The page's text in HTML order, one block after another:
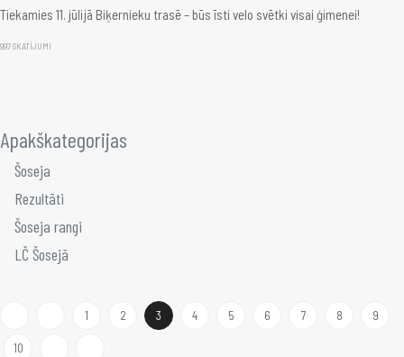
Tiekamies 11. jūlijā Biķernieku trasē – būs īsti velo svētki visai ģimenei!
997 SKATĪJUMI
Apakškategorijas
Šoseja
Rezultāti
Šoseja rangi
LČ Šosejā
1 2 3 4 5 6 7 8 9
10